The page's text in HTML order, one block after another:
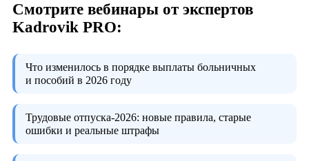
Смотрите вебинары от экспертов
Kadrovik PRO:
Что изменилось в порядке выплаты больничных
и пособий в 2026 году
Трудовые отпуска-2026: новые правила, старые
ошибки и реальные штрафы